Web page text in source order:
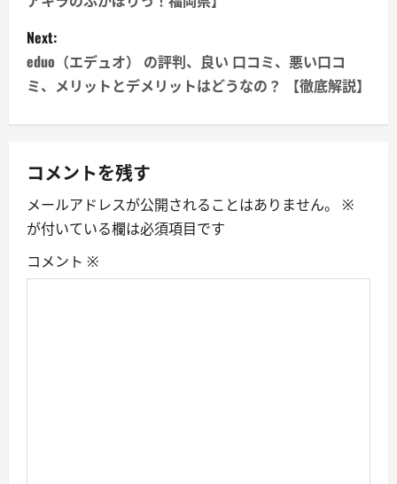
s
t
n
a
v
i
g
a
Next:
eduo（エデュオ） の評判、良い 口コミ、悪い口コ
ミ、メリットとデメリットはどうなの？ 【徹底解説】
コメントを残す
メールアドレスが公開されることはありません。
※
が付いている欄は必須項目です
コメント ※